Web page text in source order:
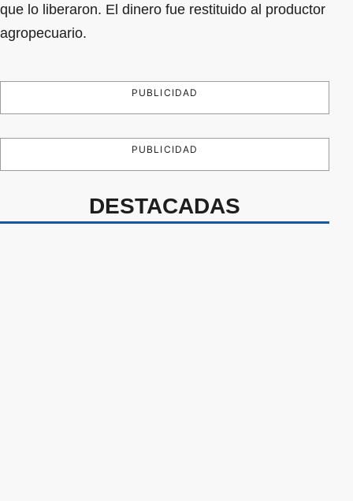
que lo liberaron. El dinero fue restituido al productor
agropecuario.
PUBLICIDAD
PUBLICIDAD
DESTACADAS